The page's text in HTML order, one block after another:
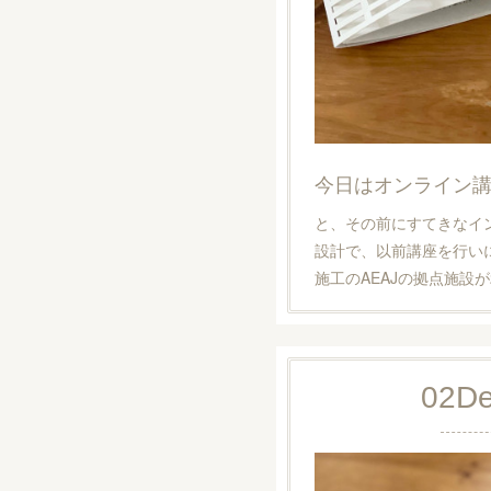
今日はオンライン
と、その前にすてきな
設計で、以前講座を行
施工のAEAJの拠点施設
02